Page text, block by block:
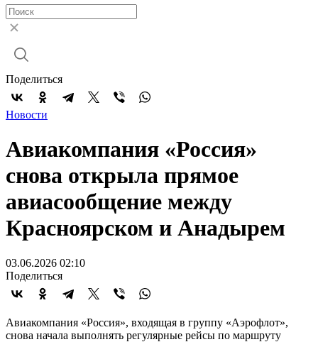
Поделиться
Новости
Авиакомпания «Россия»
снова открыла прямое
авиасообщение между
Красноярском и Анадырем
03.06.2026 02:10
Поделиться
Авиакомпания «Россия», входящая в группу «Аэрофлот»,
снова начала выполнять регулярные рейсы по маршруту